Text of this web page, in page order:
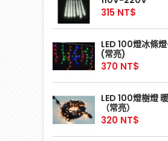
315 NT$
LED 100燈冰條
(常亮)
370 NT$
LED 100燈樹燈
（常亮）
320 NT$